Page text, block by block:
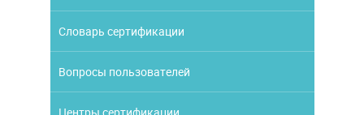
Словарь сертификации
Вопросы пользователей